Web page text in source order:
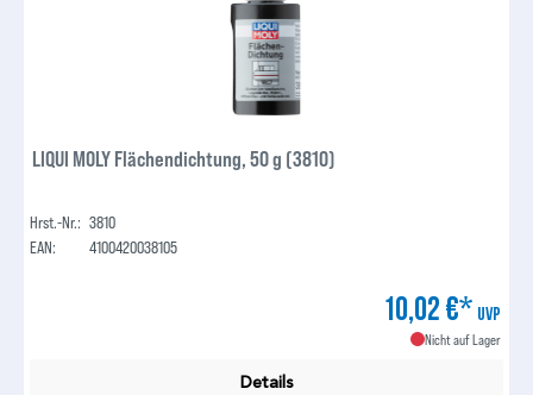
LIQUI MOLY Flächendichtung, 50 g (3810)
Hrst.-Nr.: 3810
EAN:
4100420038105
10,02 €* UVP
Nicht auf Lager
Details